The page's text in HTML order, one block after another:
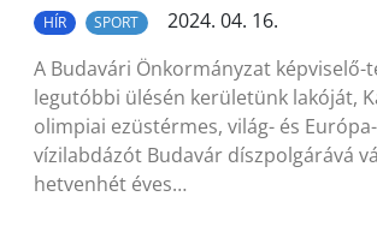
HÍR SPORT
2024. 04. 16.
A Budavári Önkormányzat képviselő-
legutóbbi ülésén kerületünk lakóját,
olimpiai ezüstérmes, világ- és
vízilabdázót Budavár díszpolgárává
hetvenhét éves…